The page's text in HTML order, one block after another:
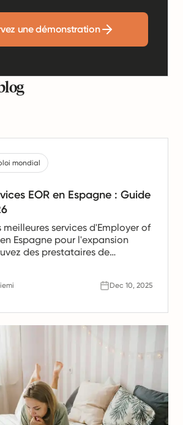
une démonstration
mondial
EOR en Espagne : Guide
services d'Employer of
en Espagne pour l'expansion
des prestataires de
humaines et de
les équipes en Espagne.Dec 10, 2025